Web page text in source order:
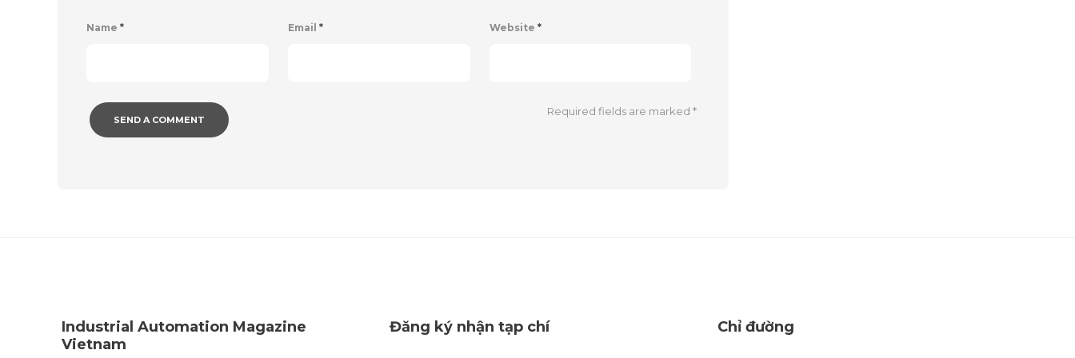
Name * Email * Website *
Required fields are marked*
Industrial Automation Magazine
Vietnam
Đăng ký nhận tạp chí Chỉ đường